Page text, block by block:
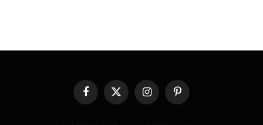
Facebook
X
InstagramPinterest